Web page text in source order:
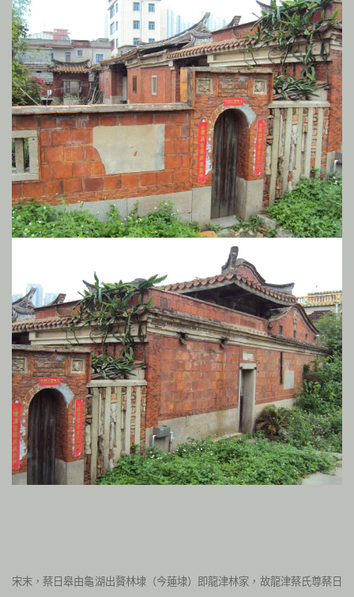
宋末，蔡日皋由龜湖出贅林埭（今蓮埭）即龍津林家，故龍津蔡氏尊蔡日